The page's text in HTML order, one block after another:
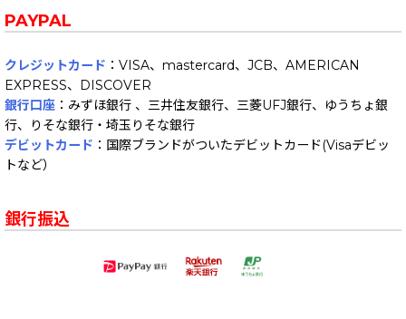
PAYPAL
クレジットカード ：VISA、mastercard、JCB、AMERICAN
EXPRESS、DISCOVER
銀行口座 ：みずほ銀行 、三井住友銀行、三菱UFJ銀行、ゆうちょ銀
行、りそな銀行・埼玉りそな銀行
デビットカード ：国際ブランドがついたデビットカード(Visaデビッ
トなど）
銀行振込